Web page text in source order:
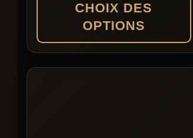
CHOIX DES
OPTIONS
produit